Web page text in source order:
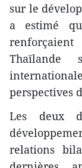
sur le
a estimé
perspectives
Les deux
relations